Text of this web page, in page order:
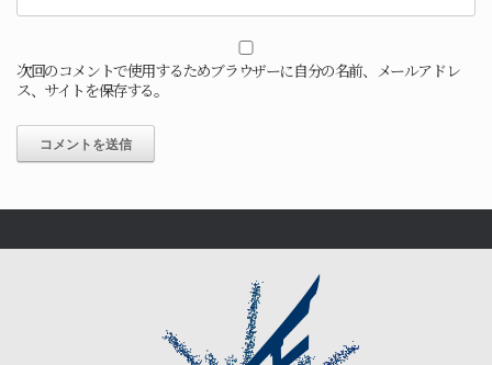
次回のコメントで使用するためブラウザーに自分の名前、メールアドレ
ス、サイトを保存する。